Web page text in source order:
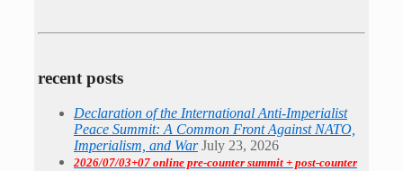
recent posts
Declaration of the International Anti-Imperialist
Peace Summit: A Common Front Against NATO,
Imperialism, and War July 23, 2026
2026/07/03+07 online pre-counter summit + post-counter